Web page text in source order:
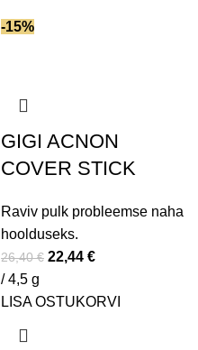
-15%
GIGI AСNON
COVER STICK
Raviv pulk probleemse naha
hoolduseks.
26,40€ 22,44 €
/ 4,5 g
LISA OSTUKORVI